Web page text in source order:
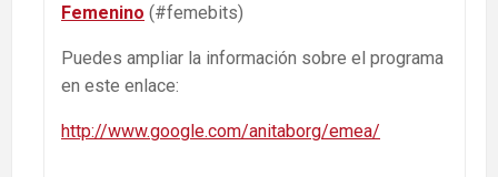
Femenino (#femebits)
Puedes ampliar la información sobre el programa
en este enlace:
http://www.google.com/anitaborg/emea/